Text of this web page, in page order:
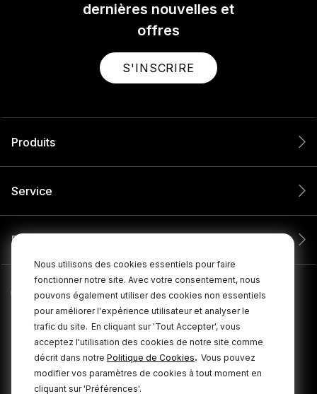
Nous utilisons des cookies essentiels pour faire
fonctionner notre site. Avec votre consentement, nous
pouvons également utiliser des cookies non essentiels
pour améliorer l'expérience utilisateur et analyser le
trafic du site. En cliquant sur 'Tout Accepter', vous
acceptez l'utilisation des cookies de notre site comme
décrit dans notre Politique de Cookies. Vous pouvez
modifier vos paramètres de cookies à tout moment en
cliquant sur 'Préférences'.
dernières nouvelles et
offres
S'INSCRIRE
Produits
Service
Entreprise